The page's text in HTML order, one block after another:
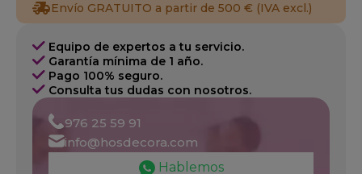
Envío GRATUITO a partir de 500 € (IVA excl.)
Equipo de expertos a tu servicio.
Garantía mínima de 1 año.
Pago 100% seguro.
Consulta tus dudas con nosotros.
976 25 59 91
info@hosdecora.com
Hablemos